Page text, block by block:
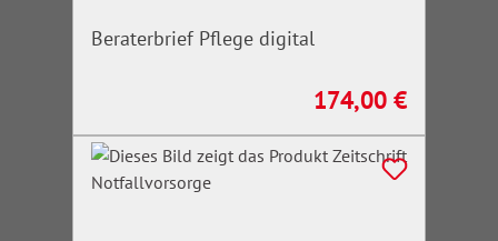
Beraterbrief Pflege digital
Regulärer Preis:
174,00 €